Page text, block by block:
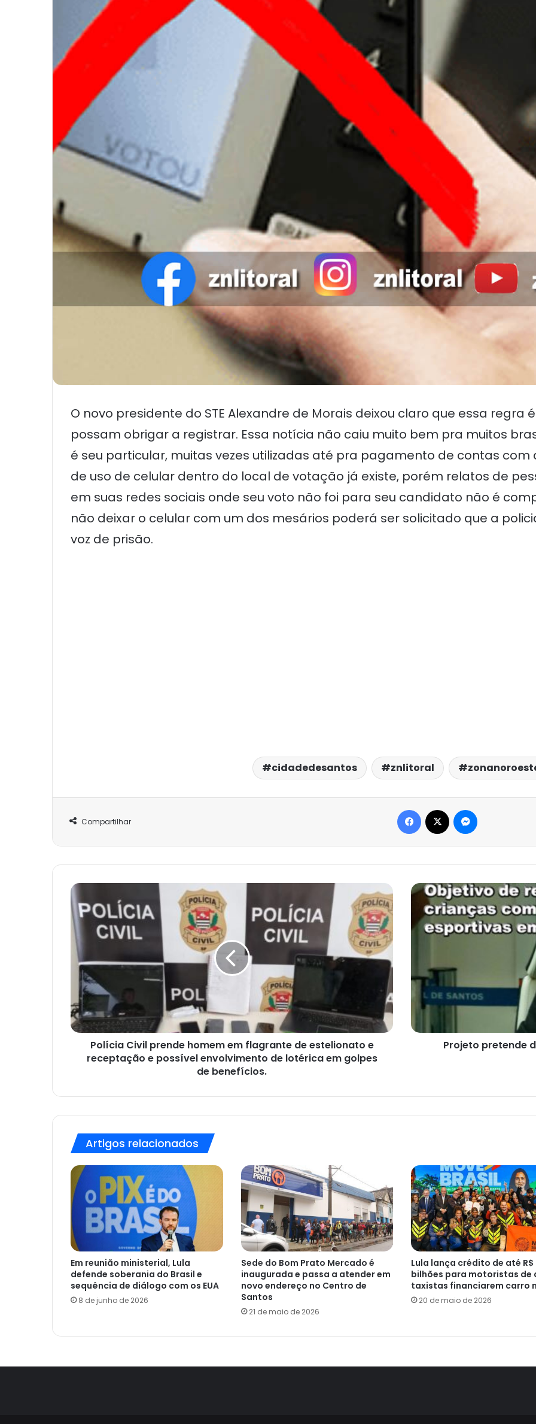
O novo presidente do STE Alexandre de Morais deixou claro que essa regra
possam obrigar a registrar. Essa notícia não caiu muito bem pra muitos
é seu particular, muitas vezes utilizadas até pra pagamento de contas com
de uso de celular dentro do local de votação já existe, porém relatos de
em suas redes sociais onde seu voto não foi para seu candidato não é
não deixar o celular com um dos mesários poderá ser solicitado que a
voz de prisão.
cidadedesantos znlitoral
Compartilhar
Facebook
Polícia
Civil
prende
homem
em
flagrante
de
estelionato
receptação
e
possível
envolvimento
lotérica
benefícios.
Polícia Civil prende homem em flagrante de estelionato e
receptação e possível envolvimento de lotérica em golpes
de benefícios.
Projeto
pretende
destacar
alunos
esportiva
Projeto pretende
Artigos relacionados
Em reunião ministerial, Lula
defende soberania do Brasil e
sequência de diálogo com os EUA
8 de junho de 2026
Sede do Bom Prato Mercado é
inaugurada e passa a atender em
novo endereço no Centro de
Santos
21 de maio de 2026
Lula lança crédito de até R$
bilhões para motoristas de
taxistas financiarem carro
20 de maio de 2026